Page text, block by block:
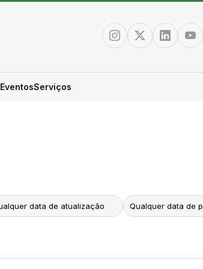
InstagramTwitter/XLinkedin
EventosServiços